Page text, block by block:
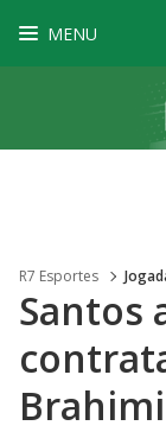
MENU
R7 Esportes
Santos
Brahimi